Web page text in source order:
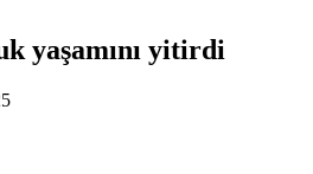
yaşamını yitirdi